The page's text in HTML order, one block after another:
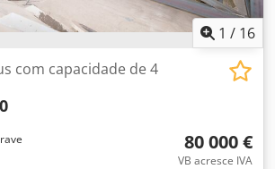
1 / 16
com capacidade de 4
80 000 €
VB acresce IVA